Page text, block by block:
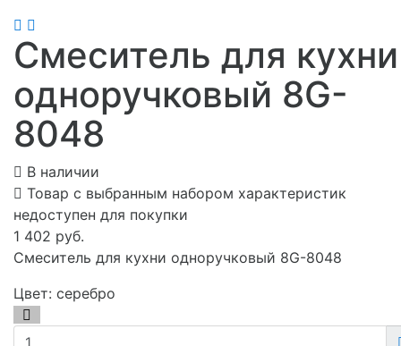
Смеситель для кухни
одноручковый 8G-
8048
В наличии
Товар с выбранным набором характеристик
недоступен для покупки
1 402 руб.
Смеситель для кухни одноручковый 8G-8048
Цвет: серебро